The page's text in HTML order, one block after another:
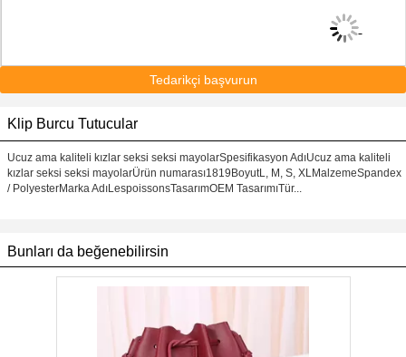
Tedarikçi başvurun
Klip Burcu Tutucular
Ucuz ama kaliteli kızlar seksi seksi mayolarSpesifikasyon AdıUcuz ama kaliteli
kızlar seksi seksi mayolarÜrün numarası1819BoyutL, M, S, XLMalzemeSpandex
/ PolyesterMarka AdıLespoissonsTasarımOEM TasarımıTür...
Bunları da beğenebilirsin